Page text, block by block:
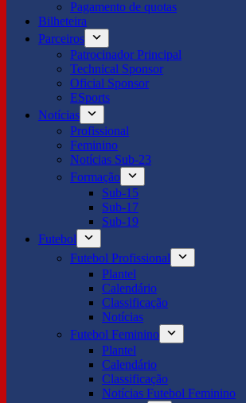
Pagamento de quotas
Bilheteira
Parceiros
Patrocinador Principal
Technical Sponsor
Oficial Sponsor
ESports
Notícias
Profissional
Feminino
Notícias Sub-23
Formação
Sub-15
Sub-17
Sub-19
Futebol
Futebol Profissional
Plantel
Calendário
Classificação
Notícias
Futebol Feminino
Plantel
Calendário
Classificação
Notícias Futebol Feminino